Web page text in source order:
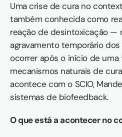
Uma crise de cura no
também conhecida como
reação de desintoxicação —
agravamento temporário
ocorrer após o início de
mecanismos naturais de
acontece com o SCIO,
sistemas de biofeedback.
O que está a acontecer no